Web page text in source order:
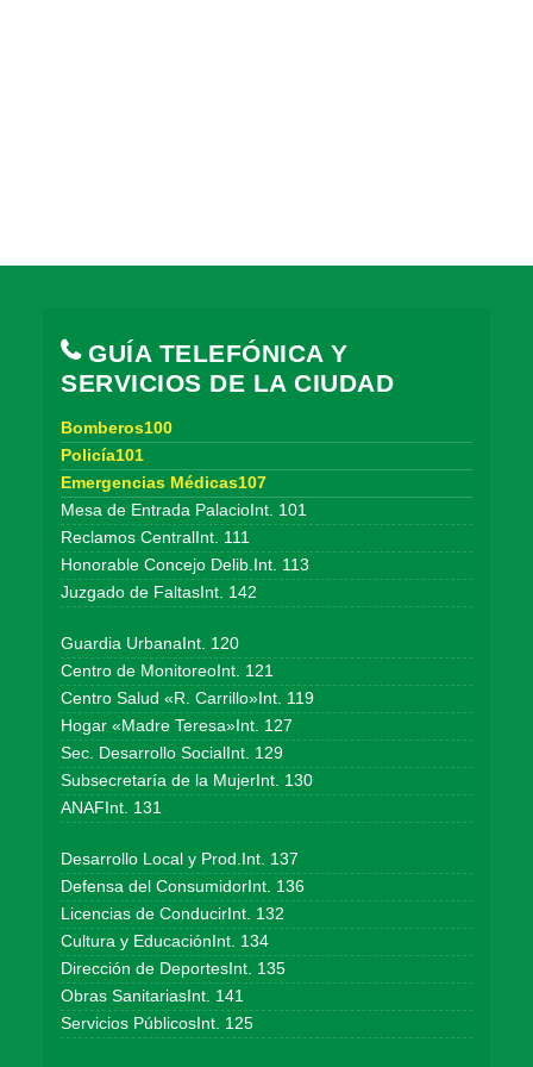
GUÍA TELEFÓNICA Y
SERVICIOS DE LA CIUDAD
Bomberos100
Policía101
Emergencias Médicas107
Mesa de Entrada PalacioInt. 101
Reclamos CentralInt. 111
Honorable Concejo Delib.Int. 113
Juzgado de FaltasInt. 142
Guardia UrbanaInt. 120
Centro de MonitoreoInt. 121
Centro Salud «R. Carrillo»Int. 119
Hogar «Madre Teresa»Int. 127
Sec. Desarrollo SocialInt. 129
Subsecretaría de la MujerInt. 130
ANAFInt. 131
Desarrollo Local y Prod.Int. 137
Defensa del ConsumidorInt. 136
Licencias de ConducirInt. 132
Cultura y EducaciónInt. 134
Dirección de DeportesInt. 135
Obras SanitariasInt. 141
Servicios PúblicosInt. 125